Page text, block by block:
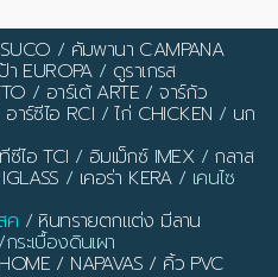
/ คัมพานา CAMPANA
า EUROPA/ ดูราเกรส
/ อาร์เต้ ARTE /จาร์กัว
อาร์ซีไอ RCI /ไก่ CHICKEN / นก
ทีซีไอ TCI / อิมเม็กซ์ IMEX/ กลาส
/ เคอร่า KERA/ เคนไซ
ค / หินทรายตกแต่ง มีลาน
/กระเบื้องดินเผา
/ NAPAVAS / คิ้ว PVC